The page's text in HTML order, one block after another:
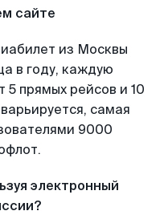
сайте
из Москвы
в году, каждую
прямых рейсов и 10
самая
9000
электронный